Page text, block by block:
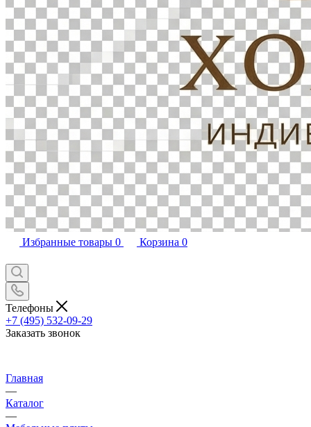
Избранные товары 0 Корзина 0
Телефоны
+7 (495) 532-09-29
Заказать звонок
Главная
—
Каталог
—